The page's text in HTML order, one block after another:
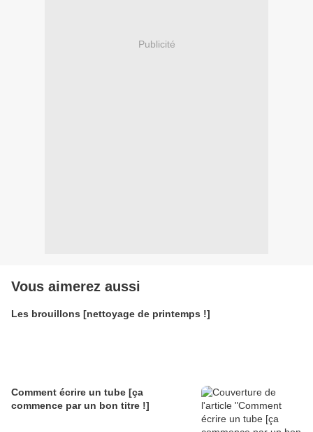
Publicité
Vous aimerez aussi
Les brouillons [nettoyage de printemps !]
Comment écrire un tube [ça
commence par un bon titre !]